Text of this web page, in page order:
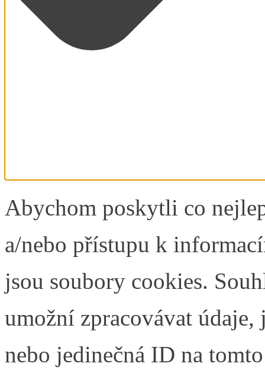
Abychom poskytli co
a/nebo přístupu k
jsou soubory cookies.
umožní zpracovávat
nebo jedinečná ID na